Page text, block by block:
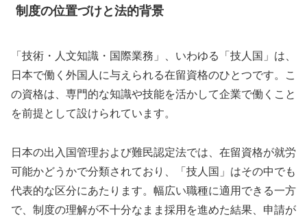
制度の位置づけと法的背景
「技術・人文知識・国際業務」、いわゆる「技人国」は、
日本で働く外国人に与えられる在留資格のひとつです。こ
の資格は、専門的な知識や技能を活かして企業で働くこと
を前提として設けられています。
日本の出入国管理および難民認定法では、在留資格が就労
可能かどうかで分類されており、「技人国」はその中でも
代表的な区分にあたります。幅広い職種に適用できる一方
で、制度の理解が不十分なまま採用を進めた結果、申請が